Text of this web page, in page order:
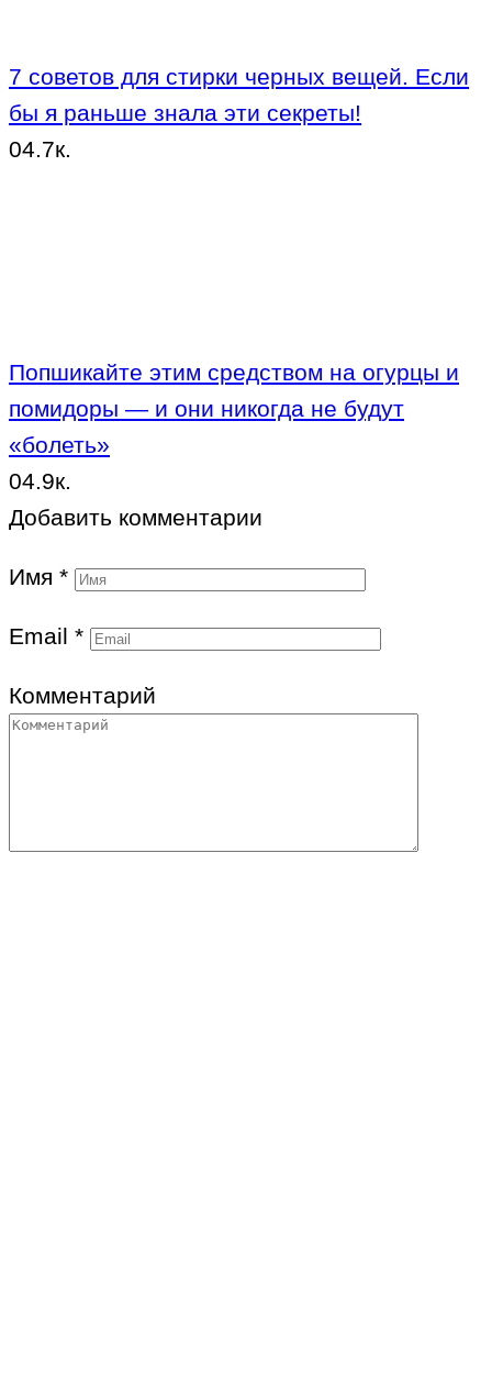
7 советов для стирки черных вещей. Если
бы я раньше знала эти секреты!
04.7к.
Попшикайте этим средством на огурцы и
помидоры — и они никогда не будут
«болеть»
04.9к.
Добавить комментарии
Имя *
Email *
Комментарий